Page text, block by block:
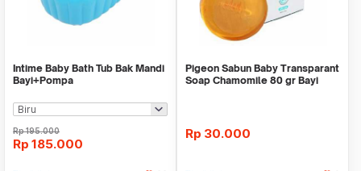
Intime Baby Bath Tub Bak Mandi
Bayi+Pompa
Rp195.000
Rp 185.000
Pigeon Sabun Baby Transparant
Soap Chamomile 80 gr Bayi
Rp 30.000